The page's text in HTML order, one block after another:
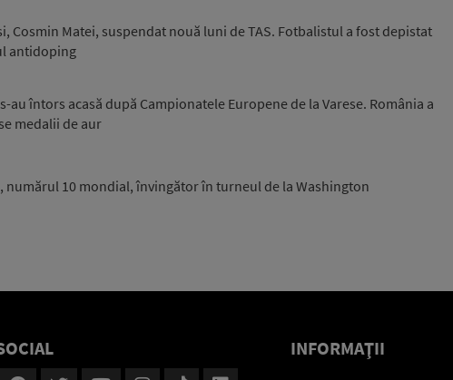
Cosmin Matei, suspendat nouă luni de TAS. Fotbalistul a fost depistat
antidoping
au întors acasă după Campionatele Europene de la Varese. România a
medalii de aur
numărul 10 mondial, învingător în turneul de la Washington
INFORMAŢII